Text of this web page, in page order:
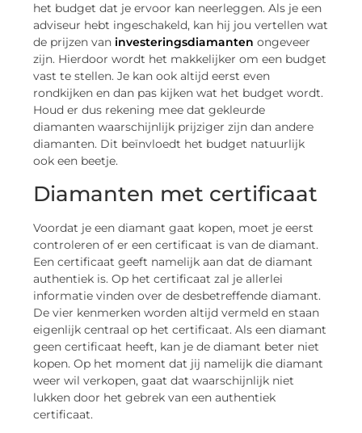
het budget dat je ervoor kan neerleggen. Als je een
adviseur hebt ingeschakeld, kan hij jou vertellen wat
de prijzen van investeringsdiamanten ongeveer
zijn. Hierdoor wordt het makkelijker om een budget
vast te stellen. Je kan ook altijd eerst even
rondkijken en dan pas kijken wat het budget wordt.
Houd er dus rekening mee dat gekleurde
diamanten waarschijnlijk prijziger zijn dan andere
diamanten. Dit beïnvloedt het budget natuurlijk
ook een beetje.
Diamanten met certificaat
Voordat je een diamant gaat kopen, moet je eerst
controleren of er een certificaat is van de diamant.
Een certificaat geeft namelijk aan dat de diamant
authentiek is. Op het certificaat zal je allerlei
informatie vinden over de desbetreffende diamant.
De vier kenmerken worden altijd vermeld en staan
eigenlijk centraal op het certificaat. Als een diamant
geen certificaat heeft, kan je de diamant beter niet
kopen. Op het moment dat jij namelijk die diamant
weer wil verkopen, gaat dat waarschijnlijk niet
lukken door het gebrek van een authentiek
certificaat.